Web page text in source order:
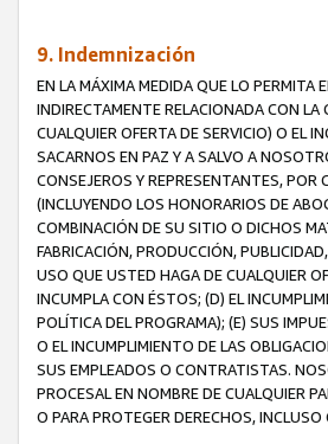
9. Indemnización
EN LA MÁXIMA MEDIDA QUE LO PERMITA
INDIRECTAMENTE RELACIONADA CON
CUALQUIER OFERTA DE SERVICIO) O EL
SACARNOS EN PAZ Y A SALVO A
CONSEJEROS Y REPRESENTANTES,
(INCLUYENDO LOS HONORARIOS DE
COMBINACIÓN DE SU SITIO O DICHOS
FABRICACIÓN, PRODUCCIÓN,
USO QUE USTED HAGA DE CUALQUIER
INCUMPLA CON ÉSTOS; (D) EL
POLÍTICA DEL PROGRAMA); (E) SUS
O EL INCUMPLIMIENTO DE LAS
SUS EMPLEADOS O CONTRATISTAS.
PROCESAL EN NOMBRE DE CUALQUIER
O PARA PROTEGER DERECHOS,